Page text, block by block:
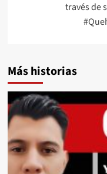
través de
Más historias